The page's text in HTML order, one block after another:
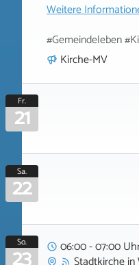
Weitere
#Gemeindeleben
Kirche-MV
Fr.
21
Sa.
22
So.
06:00 - 07:00